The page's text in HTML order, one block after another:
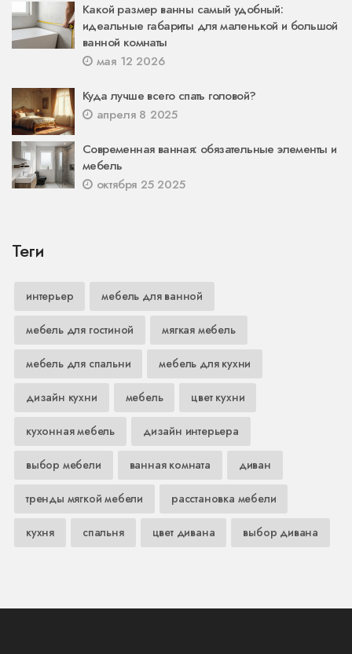
Какой размер ванны самый удобный:
идеальные габариты для маленькой и большой
ванной комнаты
мая 12 2026
Куда лучше всего спать головой?
апреля 8 2025
Современная ванная: обязательные элементы и
мебель
октября 25 2025
Теги
интерьер мебель для ванной
мебель для гостиной мягкая мебель
мебель для спальни мебель для кухни
дизайн кухни мебель цвет кухни
кухонная мебель дизайн интерьера
выбор мебели ванная комната диван
тренды мягкой мебели расстановка мебели
кухня спальня цвет дивана выбор дивана